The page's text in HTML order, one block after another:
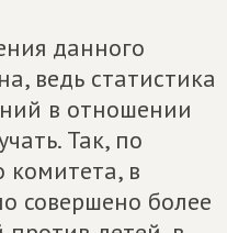
данного
ведь статистика
в отношении
Так, по
комитета, в
совершено более